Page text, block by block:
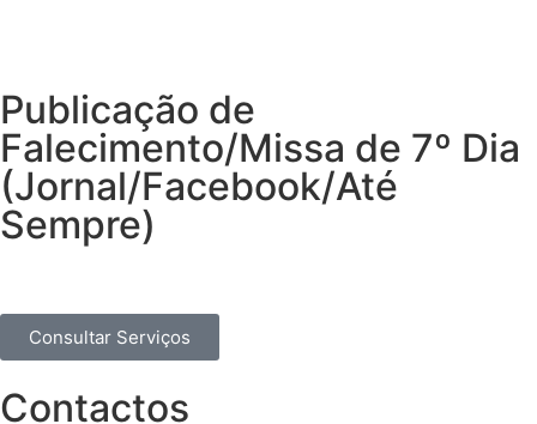
Publicação de
Falecimento/Missa de 7º Dia
(Jornal/Facebook/Até
Sempre)
Consultar Serviços
Contactos